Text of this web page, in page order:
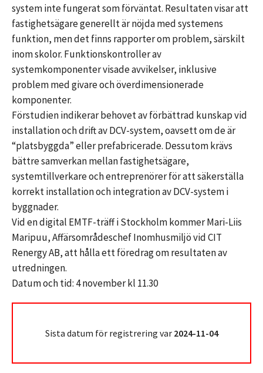
system inte fungerat som förväntat. Resultaten visar att
fastighetsägare generellt är nöjda med systemens
funktion, men det finns rapporter om problem, särskilt
inom skolor. Funktionskontroller av
systemkomponenter visade avvikelser, inklusive
problem med givare och överdimensionerade
komponenter.
Förstudien indikerar behovet av förbättrad kunskap vid
installation och drift av DCV-system, oavsett om de är
“platsbyggda” eller prefabricerade. Dessutom krävs
bättre samverkan mellan fastighetsägare,
systemtillverkare och entreprenörer för att säkerställa
korrekt installation och integration av DCV-system i
byggnader.
Vid en digital EMTF-träff i Stockholm kommer Mari-Liis
Maripuu, Affärsområdeschef Inomhusmiljö vid CIT
Renergy AB, att hålla ett föredrag om resultaten av
utredningen.
Datum och tid: 4 november kl 11.30
Sista datum för registrering var 2024-11-04